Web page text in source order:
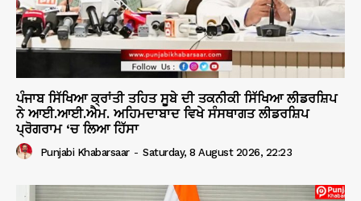
ਪੰਜਾਬ ਸਿੱਖਿਆ ਕ੍ਰਾਂਤੀ ਤਹਿਤ ਸੂਬੇ ਦੀ ਤਕਨੀਕੀ ਸਿੱਖਿਆ ਲੀਡਰਸ਼ਿਪ
ਨੇ ਆਈ.ਆਈ.ਐਮ. ਅਹਿਮਦਾਬਾਦ ਵਿਖੇ ਸੰਸਥਾਗਤ ਲੀਡਰਸ਼ਿਪ
ਪ੍ਰੋਗਰਾਮ ‘ਚ ਲਿਆ ਹਿੱਸਾ
Punjabi Khabarsaar - Saturday, 8 August 2026, 22:23